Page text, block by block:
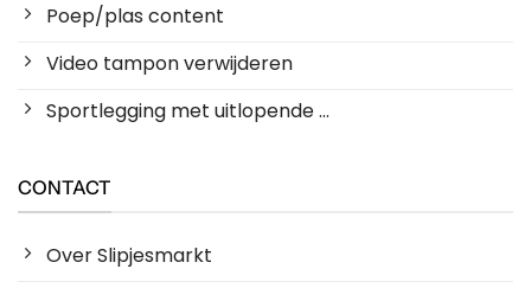
Poep/plas content
Video tampon verwijderen
Sportlegging met uitlopende ...
CONTACT
Over Slipjesmarkt